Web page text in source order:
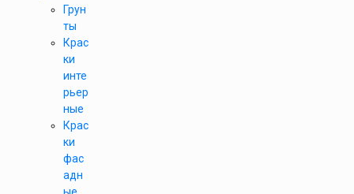
Грун
ты
Крас
ки
инте
рьер
ные
Крас
ки
фас
адн